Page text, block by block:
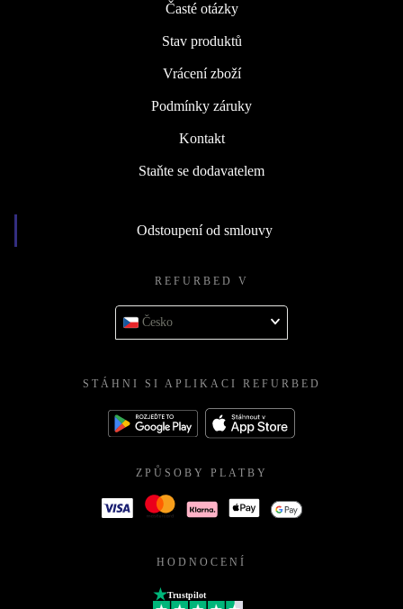
Časté otázky
Stav produktů
Vrácení zboží
Podmínky záruky
Kontakt
Staňte se dodavatelem
Odstoupení od smlouvy
REFURBED V
Česko
STÁHNI SI APLIKACI REFURBED
ZPŮSOBY PLATBY
HODNOCENÍ
Trustpilot